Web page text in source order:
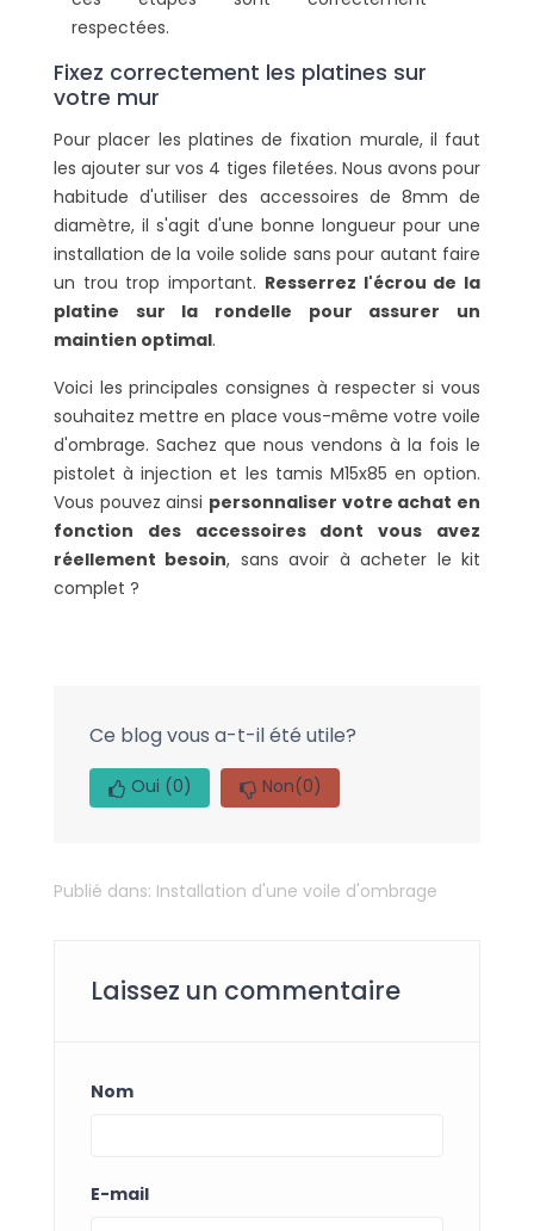
respectées.
Fixez correctement les platines sur
votre mur
Pour placer les platines de fixation murale, il faut
les ajouter sur vos 4 tiges filetées. Nous avons pour
habitude d'utiliser des accessoires de 8mm de
diamètre, il s'agit d'une bonne longueur pour une
installation de la voile solide sans pour autant faire
un trou trop important. Resserrez l'écrou de la
platine sur la rondelle pour assurer un
maintien optimal.
Voici les principales consignes à respecter si vous
souhaitez mettre en place vous-même votre voile
d'ombrage. Sachez que nous vendons à la fois le
pistolet à injection et les tamis M15x85 en option.
Vous pouvez ainsi personnaliser votre achat en
fonction des accessoires dont vous avez
réellement besoin, sans avoir à acheter le kit
complet ?
Ce blog vous a-t-il été utile?
Oui (0) Non(0)
Publié dans: Installation d'une voile d'ombrage
Laissez un commentaire
Nom
E-mail